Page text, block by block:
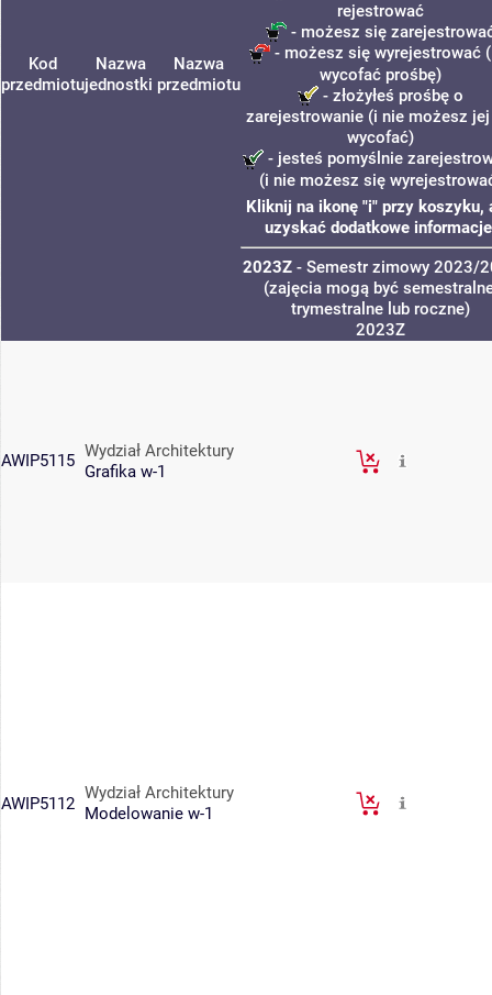
Kod
przedmiotu
Nazwa
jednostki
Nazwa
przedmiotu
rejestrować
- możesz się
- możesz się wyrejestrować
wycofać prośbę)
- złożyłeś prośbę o
zarejestrowanie (i nie możesz
wycofać)
- jesteś pomyślnie
(i nie możesz się
Kliknij na ikonę "i" przy koszyku,
uzyskać dodatkowe
2023Z- Semestr zimowy 2023/
(zajęcia mogą być
trymestralne lub roczne)
2023Z
AWIP5115 Wydział Architektury
Grafika w-1
AWIP5112
Wydział Architektury
Modelowanie w-1